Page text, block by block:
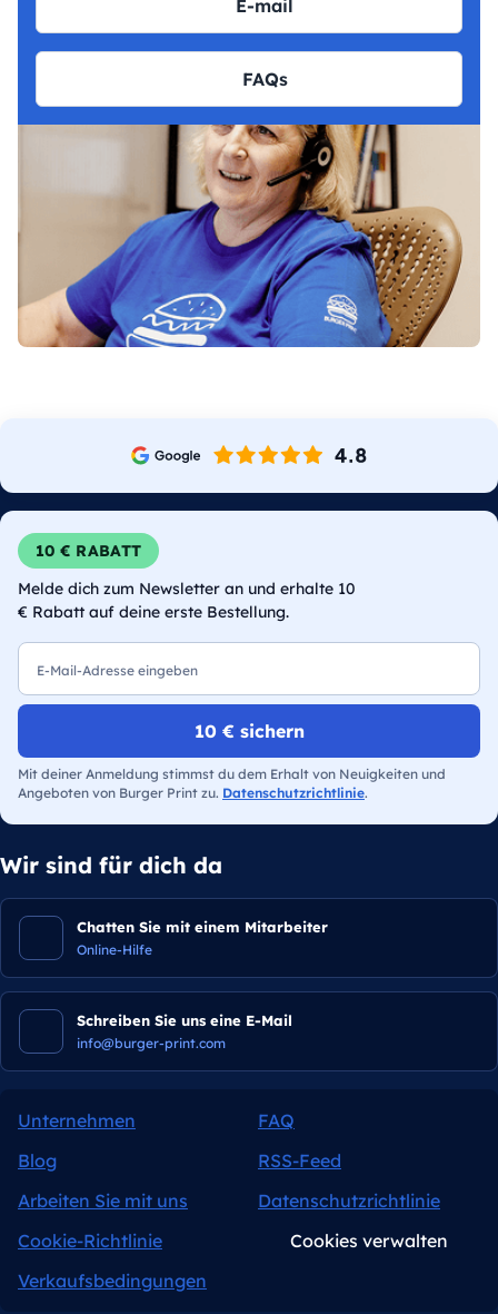
E-mail
FAQs
10 € RABATT
Melde dich zum Newsletter an und erhalte 10
€ Rabatt auf deine erste Bestellung.
10 € sichern
Mit deiner Anmeldung stimmst du dem Erhalt von Neuigkeiten und
Angeboten von Burger Print zu. Datenschutzrichtlinie.
Wir sind für dich da
Chatten Sie mit einem Mitarbeiter
Online-Hilfe
Schreiben Sie uns eine E-Mail
info@burger-print.com
Unternehmen
FAQ
Blog
RSS-Feed
Arbeiten Sie mit uns
Datenschutzrichtlinie
Cookie-Richtlinie
Cookies verwalten
Verkaufsbedingungen